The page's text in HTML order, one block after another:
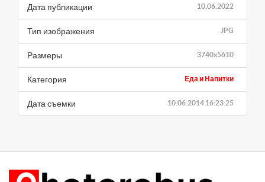
10.06.2022
Дата публикации
JPG
Тип изображения
3740x5610
Размеры
Еда и Напитки
Категория
10.06.2014 16:23:25
Дата съемки